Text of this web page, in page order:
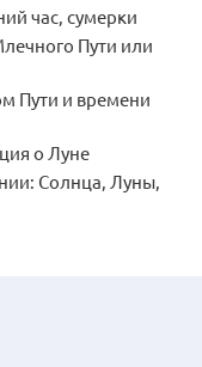
час, сумерки
Пути или
Пути и времени
о Луне
Солнца, Луны,